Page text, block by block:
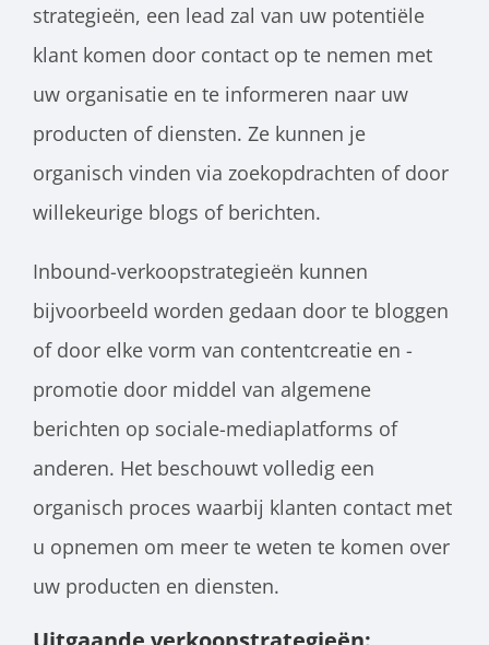
strategieën, een lead zal van uw potentiële
klant komen door contact op te nemen met
uw organisatie en te informeren naar uw
producten of diensten. Ze kunnen je
organisch vinden via zoekopdrachten of door
willekeurige blogs of berichten.
Inbound-verkoopstrategieën kunnen
bijvoorbeeld worden gedaan door te bloggen
of door elke vorm van contentcreatie en -
promotie door middel van algemene
berichten op sociale-mediaplatforms of
anderen. Het beschouwt volledig een
organisch proces waarbij klanten contact met
u opnemen om meer te weten te komen over
uw producten en diensten.